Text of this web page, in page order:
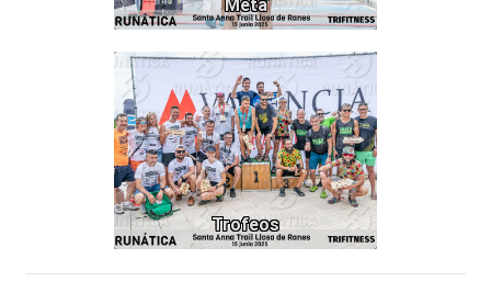
Meta
Trofeos
104